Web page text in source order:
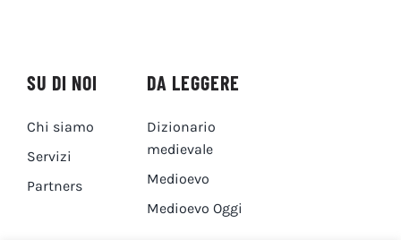
SU DI NOI
Chi siamo
Servizi
Partners
DA LEGGERE
Dizionario
medievale
Medioevo
Medioevo Oggi